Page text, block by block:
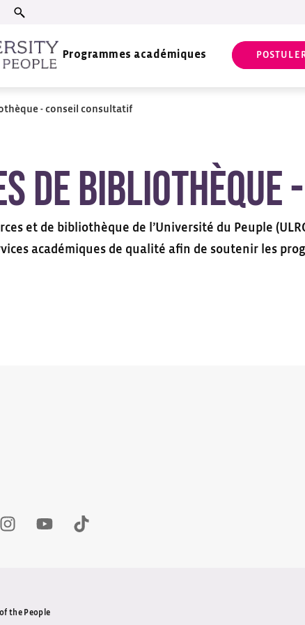
Programmes académiques
- conseil consultatif
de
et de bibliothèque de l’Université du Peuple
académiques de qualité afin de soutenir les
Window
- New Window
Icon - New Window
Instagram Icon - New Window
Youtube Icon - New Window
Tiktok Icon - New Window
the People